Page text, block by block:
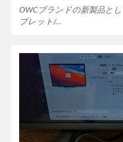
OWCブランドの新製品と
ブレット/…